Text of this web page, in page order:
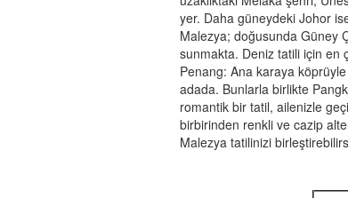
yer. Daha güneydeki Johor
Malezya; doğusunda Güney
sunmakta. Deniz tatili için en
Penang: Ana karaya
adada. Bunlarla birlikte
romantik bir tatil, ailenizle
birbirinden renkli ve cazip
Malezya tatilinizi